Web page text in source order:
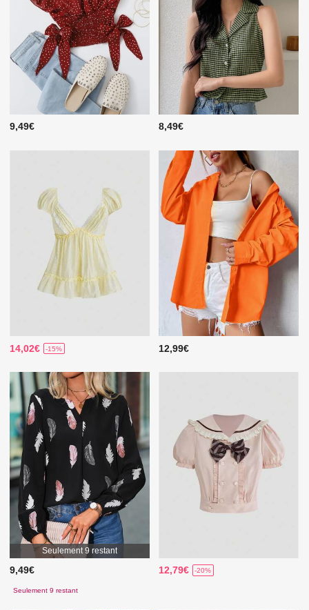
9,49€ 8,49€
14,02€ -15% 12,99€
Seulement 9 restant
9,49€
Seulement 9 restant
12,79€ -20%